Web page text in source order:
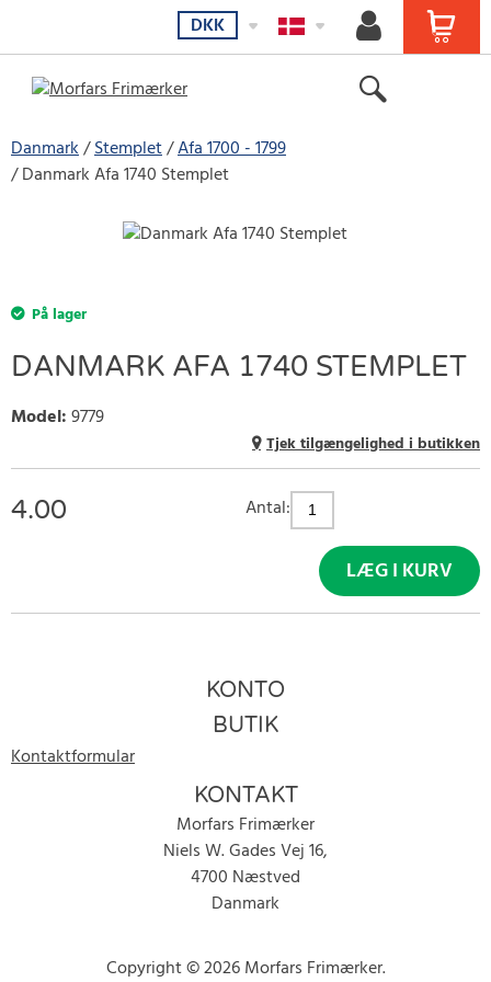
DKK
Danmark Stemplet Afa 1700 - 1799
Danmark Afa 1740 Stemplet
På lager
DANMARK AFA 1740 STEMPLET
Model:9779
Tjek tilgængelighed i butikken
4.00 Antal:
LÆG I KURV
KONTO
BUTIK
Kontaktformular
KONTAKT
Morfars Frimærker
Niels W. Gades Vej 16,
4700 Næstved
Danmark
Copyright © 2026 Morfars Frimærker.